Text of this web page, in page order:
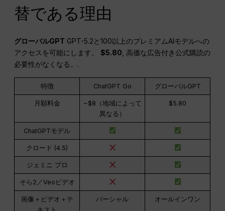
替である理由
グローバルGPT GPT-5.2と100以上のプレミアムAIモデルへの
アクセスを可能にします。$5.80 , 高価な広告付き公式購読の
必要性がなくなる。.
特徴 ChatGPT Go グローバルGPT
月額料金
~$8（地域によって
異なる）
$5.80
ChatGPTモデル
クロード (4.5)
ジェミニ プロ
そら2／Veoビデオ
画像＋ビデオ＋テ
パーシャル オールインワン